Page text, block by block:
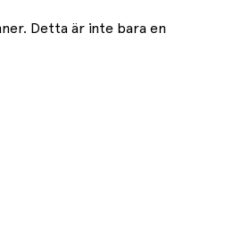
Detta är inte bara en